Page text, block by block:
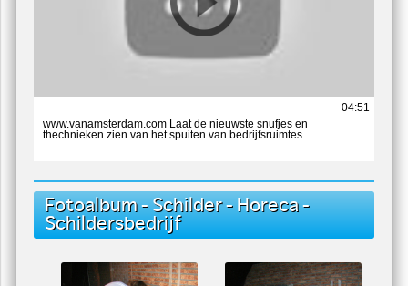
04:51
www.vanamsterdam.com Laat de nieuwste snufjes en
thechnieken zien van het spuiten van bedrijfsruimtes.
Fotoalbum - Schilder - Horeca -
Schildersbedrijf